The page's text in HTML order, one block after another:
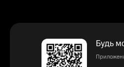
Будь